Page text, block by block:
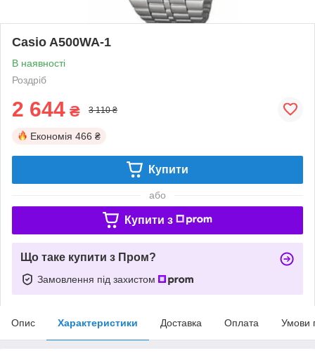
Casio A500WA-1
В наявності
Роздріб
2 644 ₴ 3 110 ₴
Економія 466 ₴
Купити
або
Купити з
Що таке купити з Пром?
Замовлення під захистом
Опис Характеристики Доставка Оплата Умови